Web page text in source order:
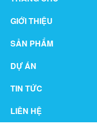
GIỚI THIỆU
SẢN PHẨM
DỰ ÁN
TIN TỨC
LIÊN HỆ